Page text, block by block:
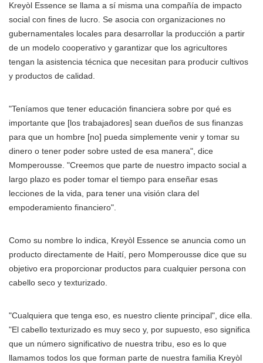
Kreyòl Essence se llama a sí misma una compañía de impacto
social con fines de lucro. Se asocia con organizaciones no
gubernamentales locales para desarrollar la producción a partir
de un modelo cooperativo y garantizar que los agricultores
tengan la asistencia técnica que necesitan para producir cultivos
y productos de calidad.
"Teníamos que tener educación financiera sobre por qué es
importante que [los trabajadores] sean dueños de sus finanzas
para que un hombre [no] pueda simplemente venir y tomar su
dinero o tener poder sobre usted de esa manera", dice
Momperousse. "Creemos que parte de nuestro impacto social a
largo plazo es poder tomar el tiempo para enseñar esas
lecciones de la vida, para tener una visión clara del
empoderamiento financiero".
Como su nombre lo indica, Kreyòl Essence se anuncia como un
producto directamente de Haití, pero Momperousse dice que su
objetivo era proporcionar productos para cualquier persona con
cabello seco y texturizado.
"Cualquiera que tenga eso, es nuestro cliente principal", dice ella.
"El cabello texturizado es muy seco y, por supuesto, eso significa
que un número significativo de nuestra tribu, eso es lo que
llamamos todos los que forman parte de nuestra familia Kreyòl